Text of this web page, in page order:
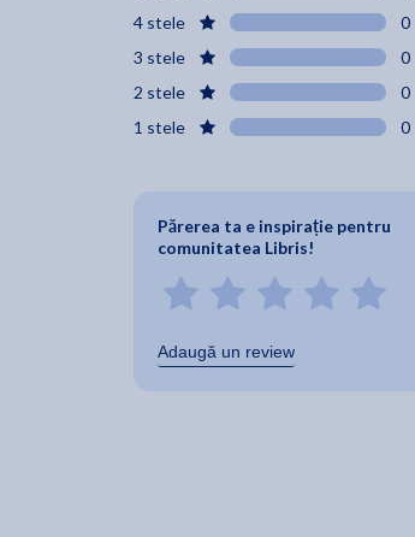
4 stele
0
3 stele
0
2 stele
0
1 stele
0
Părerea ta e inspirație pentru
comunitatea Libris!
Adaugă un review